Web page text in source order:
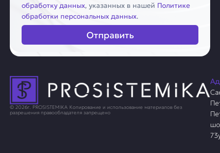
обработку данных, указанных в нашей Политике
обработки персональных данных.
Отправить
© 2026г. PROSISTEMIKA Копирование и использование материалов без
разрешения правообладателя запрещено